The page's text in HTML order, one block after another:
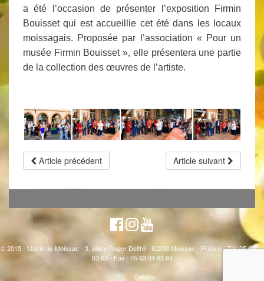
a été l’occasion de présenter l’exposition Firmin
Bouisset qui est accueillie cet été dans les locaux
moissagais. Proposée par l’association « Pour un
musée Firmin Bouisset », elle présentera une partie
de la collection des œuvres de l’artiste.
Article précédent Article suivant
© 2015 - Mairie de Moissac - 3, place Roger Delthil - 82200 Moissac - France - Tél. 05 63 04
63 63 - Fax : 05 63 04 63 64
Crédits